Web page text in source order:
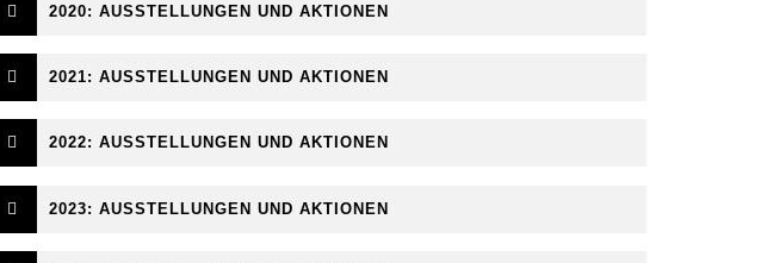
2020: AUSSTELLUNGEN UND AKTIONEN
2021: AUSSTELLUNGEN UND AKTIONEN
2022: AUSSTELLUNGEN UND AKTIONEN
2023: AUSSTELLUNGEN UND AKTIONEN